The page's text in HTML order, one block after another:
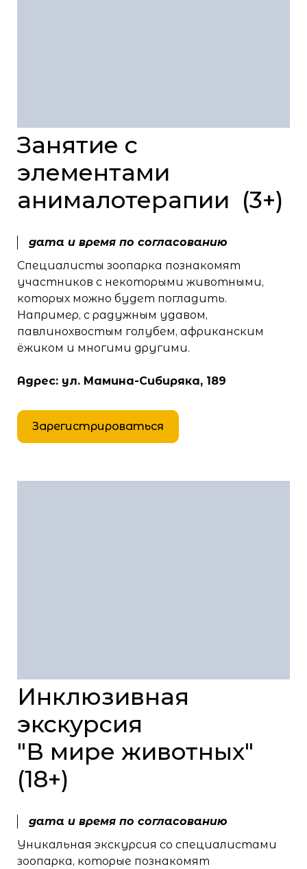
Занятие с
элементами
анималотерапии (3+)
дата и время по согласованию
Специалисты зоопарка познакомят
участников с некоторыми животными,
которых можно будет погладить.
Например, с радужным удавом,
павлинохвостым голубем, африканским
ёжиком и многими другими.
Адрес: ул. Мамина-Сибиряка, 189
Зарегистрироваться
Инклюзивная
экскурсия
"В мире животных"
(18+)
дата и время по согласованию
Уникальная экскурсия со специалистами
зоопарка, которые познакомят